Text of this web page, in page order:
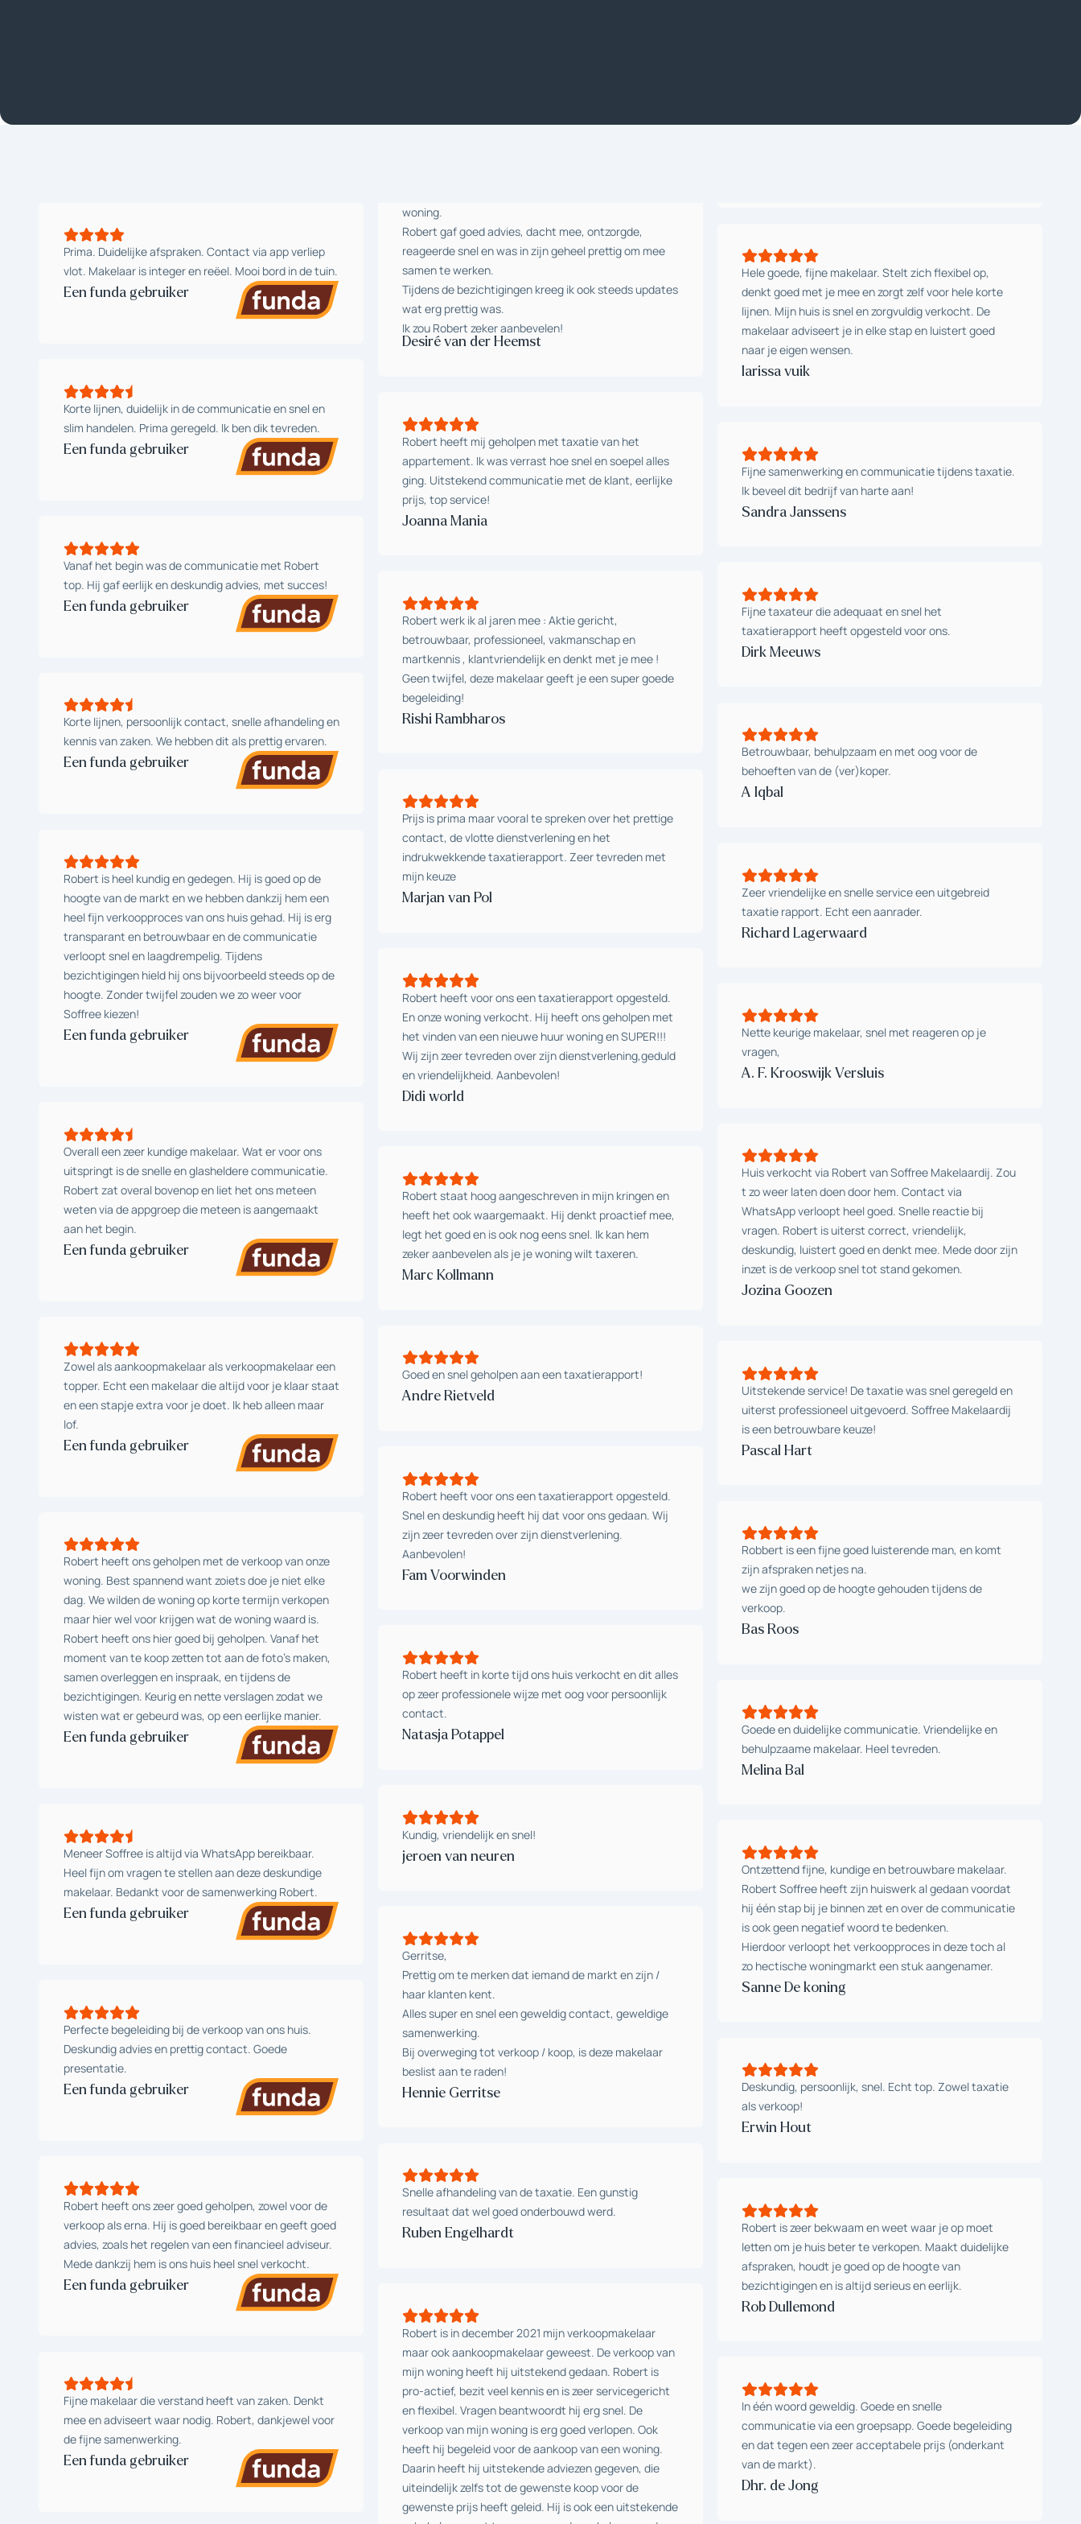
Prima. Duidelijke afspraken. Contact via app verliep
vlot. Makelaar is integer en reëel. Mooi bord in de tuin.
Een funda gebruiker
Korte lijnen, duidelijk in de communicatie en snel en
slim handelen. Prima geregeld. Ik ben dik tevreden.
Een funda gebruiker
Vanaf het begin was de communicatie met Robert
top. Hij gaf eerlijk en deskundig advies, met succes!
Een funda gebruiker
Korte lijnen, persoonlijk contact, snelle afhandeling en
kennis van zaken. We hebben dit als prettig ervaren.
Een funda gebruiker
Robert is heel kundig en gedegen. Hij is goed op de
hoogte van de markt en we hebben dankzij hem een
heel fijn verkoopproces van ons huis gehad. Hij is erg
transparant en betrouwbaar en de communicatie
verloopt snel en laagdrempelig. Tijdens
bezichtigingen hield hij ons bijvoorbeeld steeds op de
hoogte. Zonder twijfel zouden we zo weer voor
Soffree kiezen!
Een funda gebruiker
Overall een zeer kundige makelaar. Wat er voor ons
uitspringt is de snelle en glasheldere communicatie.
Robert zat overal bovenop en liet het ons meteen
weten via de appgroep die meteen is aangemaakt
aan het begin.
Een funda gebruiker
Zowel als aankoopmakelaar als verkoopmakelaar een
topper. Echt een makelaar die altijd voor je klaar staat
en een stapje extra voor je doet. Ik heb alleen maar
lof.
Een funda gebruiker
Robert heeft ons geholpen met de verkoop van onze
woning. Best spannend want zoiets doe je niet elke
dag. We wilden de woning op korte termijn verkopen
maar hier wel voor krijgen wat de woning waard is.
Robert heeft ons hier goed bij geholpen. Vanaf het
moment van te koop zetten tot aan de foto’s maken,
samen overleggen en inspraak, en tijdens de
bezichtigingen. Keurig en nette verslagen zodat we
wisten wat er gebeurd was, op een eerlijke manier.
Een funda gebruiker
Meneer Soffree is altijd via WhatsApp bereikbaar.
Heel fijn om vragen te stellen aan deze deskundige
makelaar. Bedankt voor de samenwerking Robert.
Een funda gebruiker
Perfecte begeleiding bij de verkoop van ons huis.
Deskundig advies en prettig contact. Goede
presentatie.
Een funda gebruiker
Robert heeft ons zeer goed geholpen, zowel voor de
verkoop als erna. Hij is goed bereikbaar en geeft goed
advies, zoals het regelen van een financieel adviseur.
Mede dankzij hem is ons huis heel snel verkocht.
Een funda gebruiker
Fijne makelaar die verstand heeft van zaken. Denkt
mee en adviseert waar nodig. Robert, dankjewel voor
de fijne samenwerking.
Een funda gebruiker
woning.
Robert gaf goed advies, dacht mee, ontzorgde,
reageerde snel en was in zijn geheel prettig om mee
samen te werken.
Tijdens de bezichtigingen kreeg ik ook steeds updates
wat erg prettig was.
Ik zou Robert zeker aanbevelen!
Desiré van der Heemst
Robert heeft mij geholpen met taxatie van het
appartement. Ik was verrast hoe snel en soepel alles
ging. Uitstekend communicatie met de klant, eerlijke
prijs, top service!
Joanna Mania
Robert werk ik al jaren mee : Aktie gericht,
betrouwbaar, professioneel, vakmanschap en
martkennis , klantvriendelijk en denkt met je mee !
Geen twijfel, deze makelaar geeft je een super goede
begeleiding!
Rishi Rambharos
Prijs is prima maar vooral te spreken over het prettige
contact, de vlotte dienstverlening en het
indrukwekkende taxatierapport. Zeer tevreden met
mijn keuze
Marjan van Pol
Robert heeft voor ons een taxatierapport opgesteld.
En onze woning verkocht. Hij heeft ons geholpen met
het vinden van een nieuwe huur woning en SUPER!!!
Wij zijn zeer tevreden over zijn dienstverlening,geduld
en vriendelijkheid. Aanbevolen!
Didi world
Robert staat hoog aangeschreven in mijn kringen en
heeft het ook waargemaakt. Hij denkt proactief mee,
legt het goed en is ook nog eens snel. Ik kan hem
zeker aanbevelen als je je woning wilt taxeren.
Marc Kollmann
Goed en snel geholpen aan een taxatierapport!
Andre Rietveld
Robert heeft voor ons een taxatierapport opgesteld.
Snel en deskundig heeft hij dat voor ons gedaan. Wij
zijn zeer tevreden over zijn dienstverlening.
Aanbevolen!
Fam Voorwinden
Robert heeft in korte tijd ons huis verkocht en dit alles
op zeer professionele wijze met oog voor persoonlijk
contact.
Natasja Potappel
Kundig, vriendelijk en snel!
jeroen van neuren
Gerritse,
Prettig om te merken dat iemand de markt en zijn /
haar klanten kent.
Alles super en snel een geweldig contact, geweldige
samenwerking.
Bij overweging tot verkoop / koop, is deze makelaar
beslist aan te raden!
Hennie Gerritse
Snelle afhandeling van de taxatie. Een gunstig
resultaat dat wel goed onderbouwd werd.
Ruben Engelhardt
Robert is in december 2021 mijn verkoopmakelaar
maar ook aankoopmakelaar geweest. De verkoop van
mijn woning heeft hij uitstekend gedaan. Robert is
pro-actief, bezit veel kennis en is zeer servicegericht
en flexibel. Vragen beantwoordt hij erg snel. De
verkoop van mijn woning is erg goed verlopen. Ook
heeft hij begeleid voor de aankoop van een woning.
Daarin heeft hij uitstekende adviezen gegeven, die
uiteindelijk zelfs tot de gewenste koop voor de
gewenste prijs heeft geleid. Hij is ook een uitstekende
Hele goede, fijne makelaar. Stelt zich flexibel op,
denkt goed met je mee en zorgt zelf voor hele korte
lijnen. Mijn huis is snel en zorgvuldig verkocht. De
makelaar adviseert je in elke stap en luistert goed
naar je eigen wensen.
larissa vuik
Fijne samenwerking en communicatie tijdens taxatie.
Ik beveel dit bedrijf van harte aan!
Sandra Janssens
Fijne taxateur die adequaat en snel het
taxatierapport heeft opgesteld voor ons.
Dirk Meeuws
Betrouwbaar, behulpzaam en met oog voor de
behoeften van de (ver)koper.
A Iqbal
Zeer vriendelijke en snelle service een uitgebreid
taxatie rapport. Echt een aanrader.
Richard Lagerwaard
Nette keurige makelaar, snel met reageren op je
vragen,
A. F. Krooswijk Versluis
Huis verkocht via Robert van Soffree Makelaardij. Zou
t zo weer laten doen door hem. Contact via
WhatsApp verloopt heel goed. Snelle reactie bij
vragen. Robert is uiterst correct, vriendelijk,
deskundig, luistert goed en denkt mee. Mede door zijn
inzet is de verkoop snel tot stand gekomen.
Jozina Goozen
Uitstekende service! De taxatie was snel geregeld en
uiterst professioneel uitgevoerd. Soffree Makelaardij
is een betrouwbare keuze!
Pascal Hart
Robbert is een fijne goed luisterende man, en komt
zijn afspraken netjes na.
we zijn goed op de hoogte gehouden tijdens de
verkoop.
Bas Roos
Goede en duidelijke communicatie. Vriendelijke en
behulpzaame makelaar. Heel tevreden.
Melina Bal
Ontzettend fijne, kundige en betrouwbare makelaar.
Robert Soffree heeft zijn huiswerk al gedaan voordat
hij één stap bij je binnen zet en over de communicatie
is ook geen negatief woord te bedenken.
Hierdoor verloopt het verkoopproces in deze toch al
zo hectische woningmarkt een stuk aangenamer.
Sanne De koning
Deskundig, persoonlijk, snel. Echt top. Zowel taxatie
als verkoop!
Erwin Hout
Robert is zeer bekwaam en weet waar je op moet
letten om je huis beter te verkopen. Maakt duidelijke
afspraken, houdt je goed op de hoogte van
bezichtigingen en is altijd serieus en eerlijk.
Rob Dullemond
In één woord geweldig. Goede en snelle
communicatie via een groepsapp. Goede begeleiding
en dat tegen een zeer acceptabele prijs (onderkant
van de markt).
Dhr. de Jong